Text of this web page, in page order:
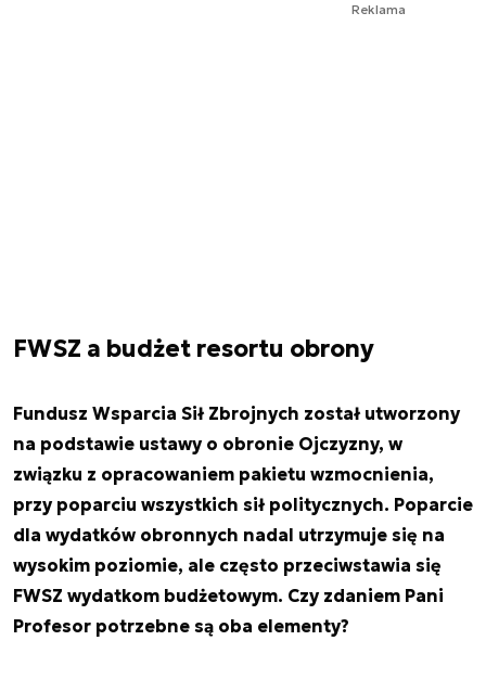
Reklama
FWSZ a budżet resortu obrony
Fundusz Wsparcia Sił Zbrojnych został utworzony
na podstawie ustawy o obronie Ojczyzny, w
związku z opracowaniem pakietu wzmocnienia,
przy poparciu wszystkich sił politycznych. Poparcie
dla wydatków obronnych nadal utrzymuje się na
wysokim poziomie, ale często przeciwstawia się
FWSZ wydatkom budżetowym. Czy zdaniem Pani
Profesor potrzebne są oba elementy?